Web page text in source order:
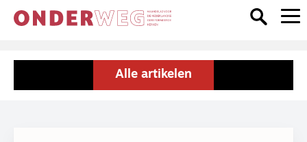
Alle artikelen